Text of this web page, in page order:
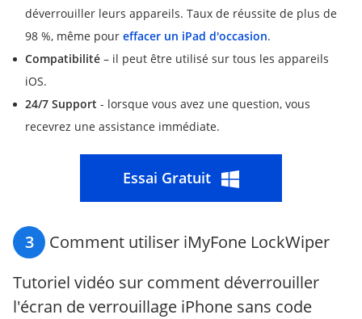
déverrouiller leurs appareils. Taux de réussite de plus de
98 %, même pour effacer un iPad d'occasion.
Compatibilité – il peut être utilisé sur tous les appareils
iOS.
24/7 Support - lorsque vous avez une question, vous
recevrez une assistance immédiate.
Essai Gratuit
3
Comment utiliser iMyFone LockWiper
Tutoriel vidéo sur comment déverrouiller
l'écran de verrouillage iPhone sans code